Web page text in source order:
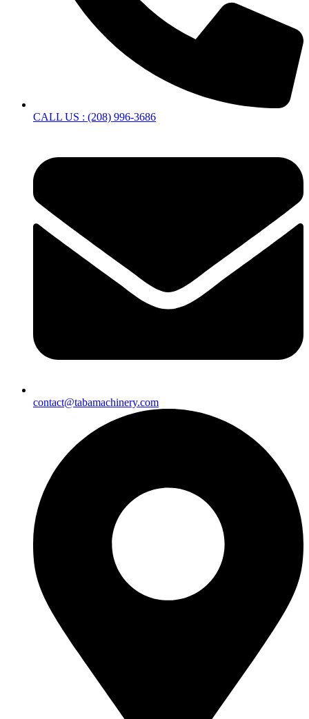
CALL US : (208) 996-3686
contact@tabamachinery.com